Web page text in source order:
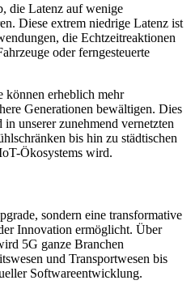
die Latenz auf wenige
Diese extrem niedrige Latenz ist
die Echtzeitreaktionen
oder ferngesteuerte
können erheblich mehr
Generationen bewältigen. Dies
in unserer zunehmend vernetzten
bis hin zu städtischen
Ökosystems wird.
sondern eine transformative
Innovation ermöglicht. Über
5G ganze Branchen
und Transportwesen bis
Softwareentwicklung.